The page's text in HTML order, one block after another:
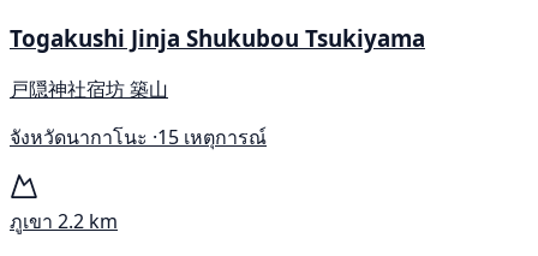
Togakushi Jinja Shukubou Tsukiyama
戸隠神社宿坊 築山
จังหวัดนากาโนะ ·15 เหตุการณ์
ภูเขา 2.2 km